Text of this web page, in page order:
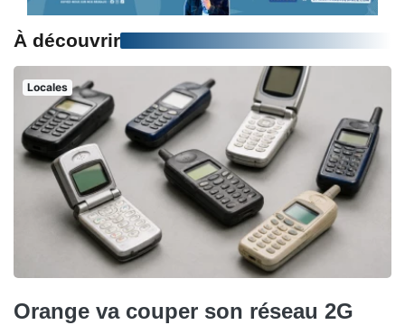
À découvrir
Locales
Orange va couper son réseau 2G